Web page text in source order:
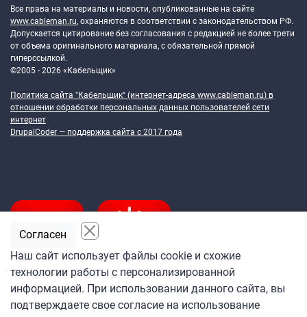
Все права на материалы и новости, опубликованные на сайте
www.cableman.ru, охраняются в соответствии с законодательством РФ.
Допускается цитирование без согласования с редакцией не более трети
от объема оригинального материала, с обязательной прямой
гиперссылкой.
©2005 - 2026 «Кабельщик»
Политика сайта "Кабельщик" (интернет-адреса www.cableman.ru) в
отношении обработки персональных данных пользователей сети
интернет
DrupalCoder — поддержка сайта c 2017 года
Подпишитесь
на ежедневную рассылку
Наш сайт использует файлы cookie и схожие
технологии работы с персонализированной
информацией. При использовании данного сайта, вы
подтверждаете свое согласие на использование
Согласен